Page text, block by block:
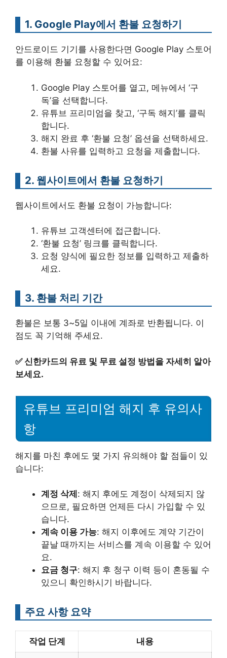
1. Google Play에서 환불 요청하기
안드로이드 기기를 사용한다면 Google Play 스토어
를 이용해 환불 요청할 수 있어요:
Google Play 스토어를 열고, 메뉴에서 ‘구
독’을 선택합니다.
유튜브 프리미엄을 찾고, ‘구독 해지’를 클릭
합니다.
해지 완료 후 ‘환불 요청’ 옵션을 선택하세요.
환불 사유를 입력하고 요청을 제출합니다.
2. 웹사이트에서 환불 요청하기
웹사이트에서도 환불 요청이 가능합니다:
유튜브 고객센터에 접근합니다.
‘환불 요청’ 링크를 클릭합니다.
요청 양식에 필요한 정보를 입력하고 제출하
세요.
3. 환불 처리 기간
환불은 보통 3~5일 이내에 계좌로 반환됩니다. 이
점도 꼭 기억해 주세요.
✅신한카드의 유료 및 무료 설정 방법을 자세히 알아
보세요.
유튜브 프리미엄 해지 후 유의사
항
해지를 마친 후에도 몇 가지 유의해야 할 점들이 있
습니다:
계정 삭제 : 해지 후에도 계정이 삭제되지 않
으므로, 필요하면 언제든 다시 가입할 수 있
습니다.
계속 이용 가능: 해지 이후에도 계약 기간이
끝날 때까지는 서비스를 계속 이용할 수 있어
요.
요금 청구: 해지 후 청구 이력 등이 혼동될 수
있으니 확인하시기 바랍니다.
주요 사항 요약
작업 단계 내용